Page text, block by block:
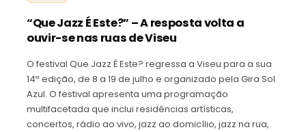
“Que Jazz É Este?” – A resposta volta a
ouvir-se nas ruas de Viseu
O festival Que Jazz É Este? regressa a Viseu para a sua
14ª edição, de 8 a 19 de julho e organizado pela Gira Sol
Azul. O festival apresenta uma programação
multifacetada que inclui residências artísticas,
concertos, rádio ao vivo, jazz ao domicílio, jazz na rua,